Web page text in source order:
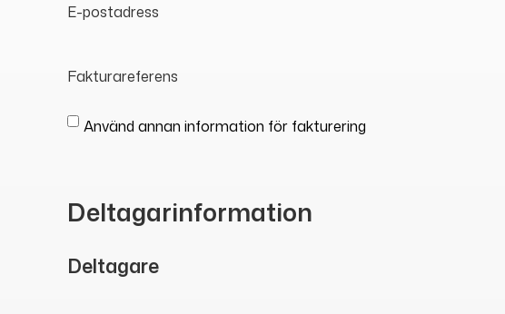
E-postadress
Fakturareferens
Använd annan information för fakturering
Deltagarinformation
Deltagare